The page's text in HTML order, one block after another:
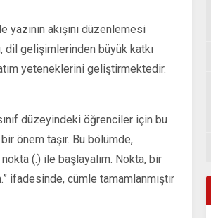
akışını düzenlemesi
dil gelişimlerinden büyük katkı
yeteneklerini geliştirmektedir.
düzeyindeki öğrenciler için bu
önem taşır. Bu bölümde,
(.) ile başlayalım. Nokta, bir
ifadesinde, cümle tamamlanmıştır